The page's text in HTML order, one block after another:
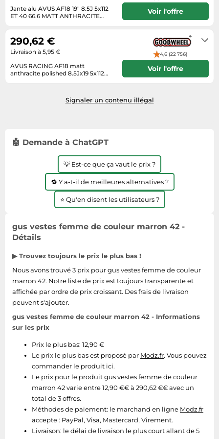
Taille-haies
Textiles de maison
Tronçonneuses
Jeux électroniques
Machines à coudre
Montres connectées
Médias
Plaques de cuisson
Reflex numériques
Robots de cuisine
Réfrigérateurs
Smartphones
Tablettes tactiles
Téléphonie
Téléviseurs
Télévision & vidéo
Électroménager
Vélos
Vêtements de sport
Équipement outdoor
Jante alu AVUS AF18 19" 8.5J 5x112
ET 40 66.6 MATT ANTHRACITE
Voir l'offre
AVUS RACING AF18 matt
anthracite polished 8.5Jx19 5x112
4,6 (22 756)
290,62 €
Livraison à 5,95 €
Voir l'offre
Signaler un contenu illégal
🤖 Demande à ChatGPT
💡 Est-ce que ça vaut le prix ?
🔁 Y a-t-il de meilleures alternatives ?
⭐ Qu'en disent les utilisateurs ?
gus vestes femme de couleur marron 42 -
Détails
▶ Trouvez toujours le prix le plus bas !
Nous avons trouvé 3 prix pour gus vestes femme de couleur
marron 42. Notre liste de prix est toujours transparente et
affichée par ordre de prix croissant. Des frais de livraison
peuvent s'ajouter.
gus vestes femme de couleur marron 42 - Informations
sur les prix
Prix le plus bas: 12,90 €
Le prix le plus bas est proposé par Modz.fr. Vous pouvez
commander le produit ici.
Le prix pour le produit gus vestes femme de couleur
marron 42 varie entre 12,90 €€ à 290,62 €€ avec un
total de 3 offres.
Méthodes de paiement: le marchand en ligne Modz.fr
accepte : PayPal, Visa, Mastercard, Virement.
Livraison: le délai de livraison le plus court allant de 5